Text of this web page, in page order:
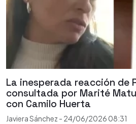
La inesperada reacción de
consultada por Marité
con Camilo Huerta
Javiera Sánchez - 24/06/2026 08:31